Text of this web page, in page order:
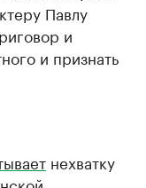
Павлу
и
и признать
нехватку